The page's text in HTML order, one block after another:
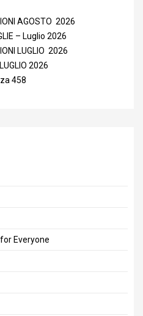
AGOSTO 2026
– Luglio 2026
LUGLIO 2026
2026
458
Everyone